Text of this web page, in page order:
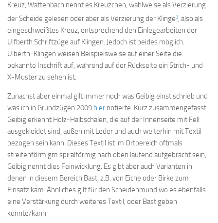
Kreuz, Wattenbach nennt es Kreuzchen, wahlweise als Verzierung
der Scheide gelesen oder aber als Verzierung der Klinge1, also als
eingeschweißtes Kreuz, entsprechend den Einlegearbeiten der
Ulfberth Schriftzüge auf Klingen. Jedoch ist beides möglich.
Ulberth-Klingen weisen Beispielsweise auf einer Seite die
bekannte Inschrift auf, während auf der Rückseite ein Strich- und
X-Muster zu sehen ist.
Zunächst aber einmal gilt immer noch was Geibig einst schrieb und
was ich in Grundzügen 2009 hier notierte. Kurz zusammengefasst:
Geibig erkennt Holz-Halbschalen, die auf der Innenseite mit Fell
ausgekleidet sind, außen mit Leder und auch weiterhin mit Textil
bezogen sein kann. Dieses Textil ist im Ortbereich oftmals
streifenförmigm spiralförmig nach oben laufend aufgebracht sein,
Geibig nennt dies Feinwicklung. Es gibt aber auch Varianten in
denen in diesem Bereich Bast, z.B. von Eiche oder Birke zum
Einsatz kam. Ähnliches gilt für den Scheidenmund wo es ebenfalls
eine Verstärkung durch weiteres Textil, oder Bast geben
könnte/kann.